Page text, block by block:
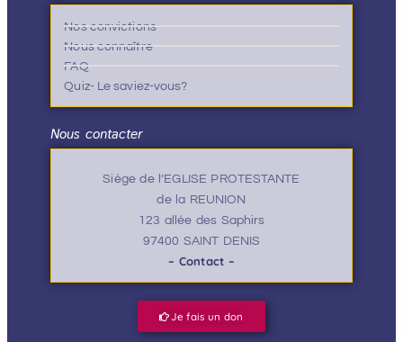
Nos convictions
Nous connaître
FAQ
Quiz- Le saviez-vous?
Nous contacter
Siège de l’EGLISE PROTESTANTE
de la REUNION
123 allée des Saphirs
97400 SAINT DENIS
– Contact –
Je fais un don